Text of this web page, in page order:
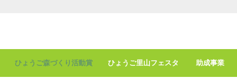
ひょうご森づくり活動賞 ひょうご里山フェスタ 助成事業